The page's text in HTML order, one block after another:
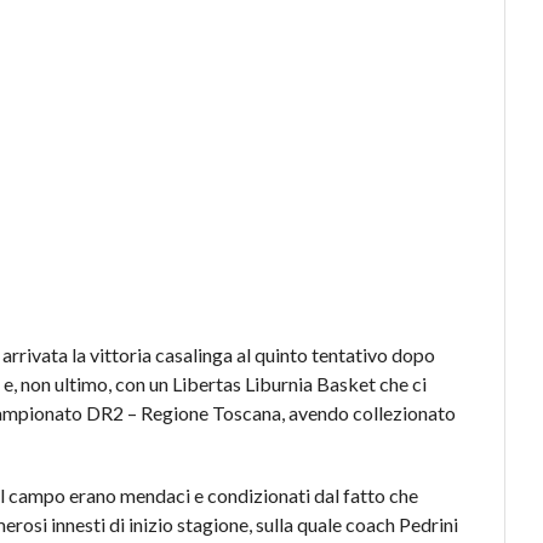
la vittoria casalinga al quinto tentativo dopo
non ultimo, con un Libertas Liburnia Basket che ci
DR2 – Regione Toscana, avendo collezionato
erano mendaci e condizionati dal fatto che
innesti di inizio stagione, sulla quale coach Pedrini